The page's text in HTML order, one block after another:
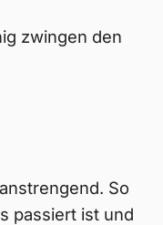
zwingen den
So
passiert ist und